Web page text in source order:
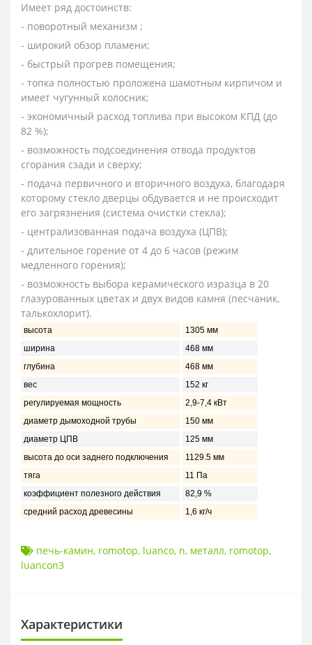
Имеет ряд достоинств:
- поворотный механизм ;
- широкий обзор пламени;
- быстрый прогрев помещения;
- топка полностью проложена шамотным кирпичом и
имеет чугунный колосник;
- экономичный расход топлива при высоком КПД (до
82 %);
- возможность подсоединения отвода продуктов
сгорания сзади и сверху;
- подача первичного и вторичного воздуха, благодаря
которому стекло дверцы обдувается и не происходит
его загрязнения (система очистки стекла);
- централизованная подача воздуха (ЦПВ);
- длительное горение от 4 до 6 часов (режим
медленного горения);
- возможность выбора керамического изразца в 20
глазурованных цветах и двух видов камня (песчаник,
талькохлорит).
высота
1305 мм
ширина
468 мм
глубина
468 мм
вес
152 кг
регулируемая мощность
2,9-7,4 кВт
диаметр дымоходной трубы
150 мм
диаметр ЦПВ
125 мм
высота до оси заднего подключения
1129.5 мм
тяга
11 Пa
коэффициент полезного действия
82,9 %
средний расход древесины
1,6 кг/ч
печь-камин, romotop, luanco, n, металл, romotop,
luancon3
Характеристики